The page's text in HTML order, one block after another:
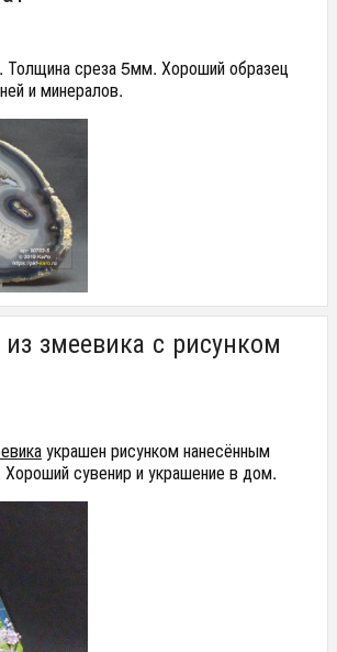
. Толщина среза 5мм. Хороший образец
и минералов.
змеевика с рисунком
украшен рисунком нанесённым
сувенир и украшение в дом.